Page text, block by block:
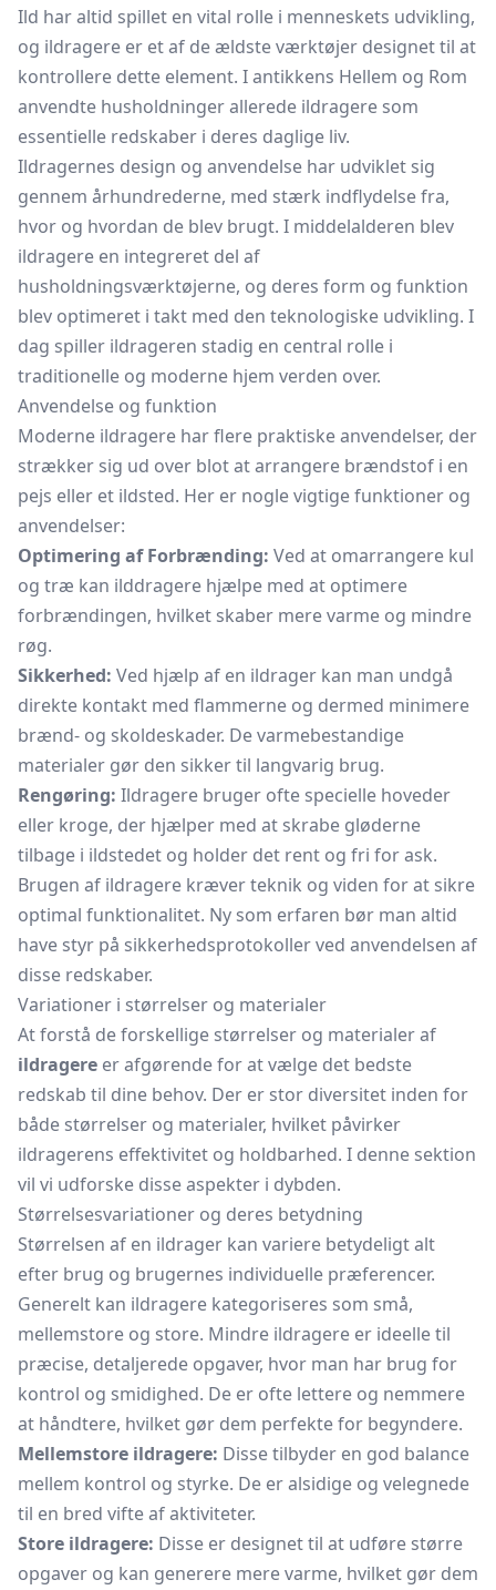
Ild har altid spillet en vital rolle i menneskets udvikling,
og ildragere er et af de ældste værktøjer designet til at
kontrollere dette element. I antikkens Hellem og Rom
anvendte husholdninger allerede ildragere som
essentielle redskaber i deres daglige liv.
Ildragernes design og anvendelse har udviklet sig
gennem århundrederne, med stærk indflydelse fra,
hvor og hvordan de blev brugt. I middelalderen blev
ildragere en integreret del af
husholdningsværktøjerne, og deres form og funktion
blev optimeret i takt med den teknologiske udvikling. I
dag spiller ildrageren stadig en central rolle i
traditionelle og moderne hjem verden over.
Anvendelse og funktion
Moderne ildragere har flere praktiske anvendelser, der
strækker sig ud over blot at arrangere brændstof i en
pejs eller et ildsted. Her er nogle vigtige funktioner og
anvendelser:
Optimering af Forbrænding: Ved at omarrangere kul
og træ kan ilddragere hjælpe med at optimere
forbrændingen, hvilket skaber mere varme og mindre
røg.
Sikkerhed: Ved hjælp af en ildrager kan man undgå
direkte kontakt med flammerne og dermed minimere
brænd- og skoldeskader. De varmebestandige
materialer gør den sikker til langvarig brug.
Rengøring: Ildragere bruger ofte specielle hoveder
eller kroge, der hjælper med at skrabe gløderne
tilbage i ildstedet og holder det rent og fri for ask.
Brugen af ildragere kræver teknik og viden for at sikre
optimal funktionalitet. Ny som erfaren bør man altid
have styr på sikkerhedsprotokoller ved anvendelsen af
disse redskaber.
Variationer i størrelser og materialer
At forstå de forskellige størrelser og materialer af
ildragere er afgørende for at vælge det bedste
redskab til dine behov. Der er stor diversitet inden for
både størrelser og materialer, hvilket påvirker
ildragerens effektivitet og holdbarhed. I denne sektion
vil vi udforske disse aspekter i dybden.
Størrelsesvariationer og deres betydning
Størrelsen af en ildrager kan variere betydeligt alt
efter brug og brugernes individuelle præferencer.
Generelt kan ildragere kategoriseres som små,
mellemstore og store. Mindre ildragere er ideelle til
præcise, detaljerede opgaver, hvor man har brug for
kontrol og smidighed. De er ofte lettere og nemmere
at håndtere, hvilket gør dem perfekte for begyndere.
Mellemstore ildragere: Disse tilbyder en god balance
mellem kontrol og styrke. De er alsidige og velegnede
til en bred vifte af aktiviteter.
Store ildragere: Disse er designet til at udføre større
opgaver og kan generere mere varme, hvilket gør dem